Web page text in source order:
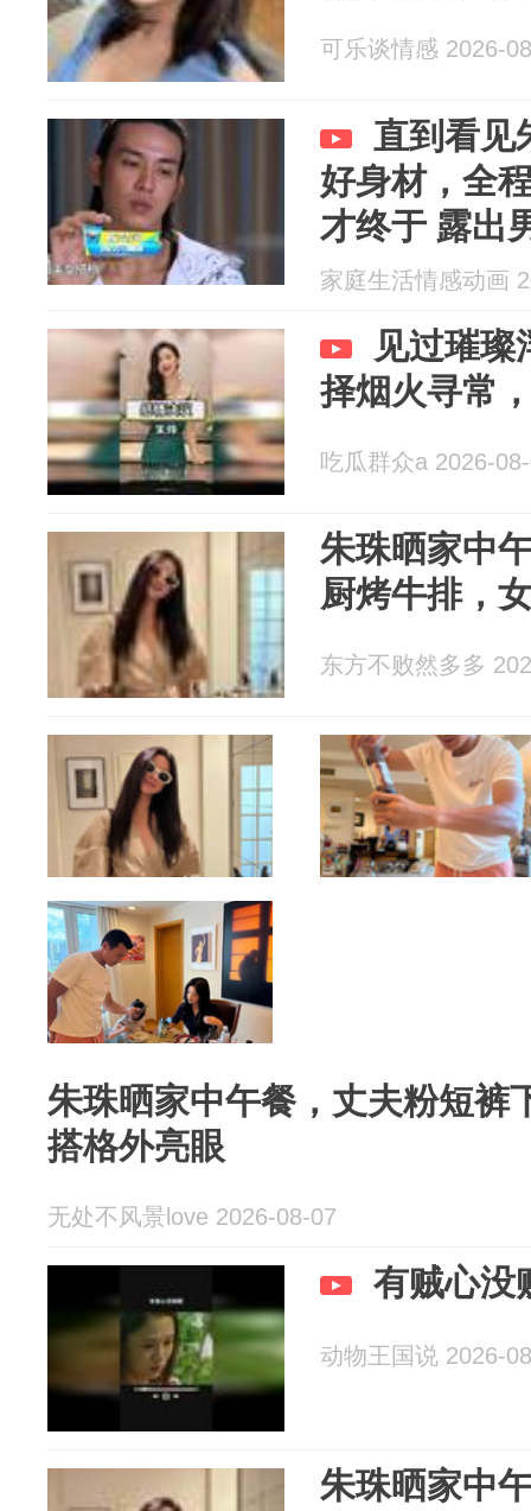
可乐谈情感 2026-
直到看见
好身材，全
才终于 露出
家庭生活情感动画
见过璀璨
择烟火寻常
吃瓜群众a 2026-
朱珠晒家中
厨烤牛排，
东方不败然多多
朱珠晒家中午餐，丈夫粉短裤
搭格外亮眼
无处不风景love 2026-08-07
有贼心没
动物王国说 2026-
朱珠晒家中